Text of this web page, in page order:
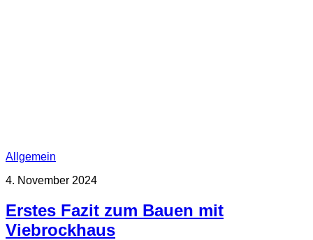
Allgemein
4. November 2024
Erstes Fazit zum Bauen mit
Viebrockhaus